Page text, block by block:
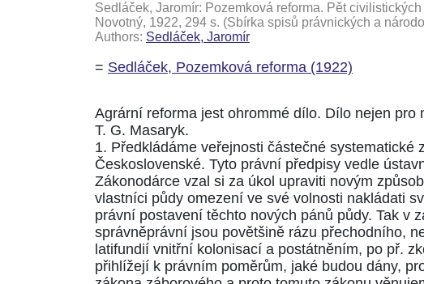
Sedláček, Jaromír: Pozemková reforma. Pět
Novotný, 1922, 294 s. (Sbírka spisů právnických a
Authors: Sedláček, Jaromír
= Sedláček, Pozemková reforma (1922)
Agrární reforma jest ohrommé dílo. Dílo nejen pro
T. G. Masaryk.
1. Předkládáme veřejnosti částečné
Československé. Tyto právní předpisy vedle
Zákonodárce vzal si za úkol upraviti novým
vlastníci půdy omezení ve své volnosti nakládati
právní postavení těchto nových pánů půdy. Tak v
správněprávní jsou povětšině rázu přechodního,
latifundií vnitřní kolonisací a postátněním, po př.
přihlížejí k právním poměrům, jaké budou dány,